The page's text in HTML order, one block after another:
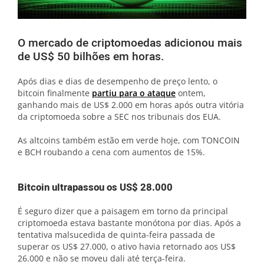
O mercado de criptomoedas adicionou mais
de US$ 50 bilhões em horas.
Após dias e dias de desempenho de preço lento, o
bitcoin finalmente partiu para o ataque ontem,
ganhando mais de US$ 2.000 em horas após outra vitória
da criptomoeda sobre a SEC nos tribunais dos EUA.
As altcoins também estão em verde hoje, com TONCOIN
e BCH roubando a cena com aumentos de 15%.
Bitcoin ultrapassou os US$ 28.000
É seguro dizer que a paisagem em torno da principal
criptomoeda estava bastante monótona por dias. Após a
tentativa malsucedida de quinta-feira passada de
superar os US$ 27.000, o ativo havia retornado aos US$
26.000 e não se moveu dali até terça-feira.